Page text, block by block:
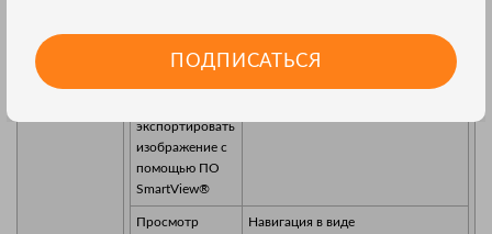
Форматы
экспортировать
изображение с
помощью ПО
SmartView®
BMP, DIB, GIF, JPE, JFIF, JPEG, JPG,
Просмотр
Навигация в виде
ПОДПИСАТЬСЯ